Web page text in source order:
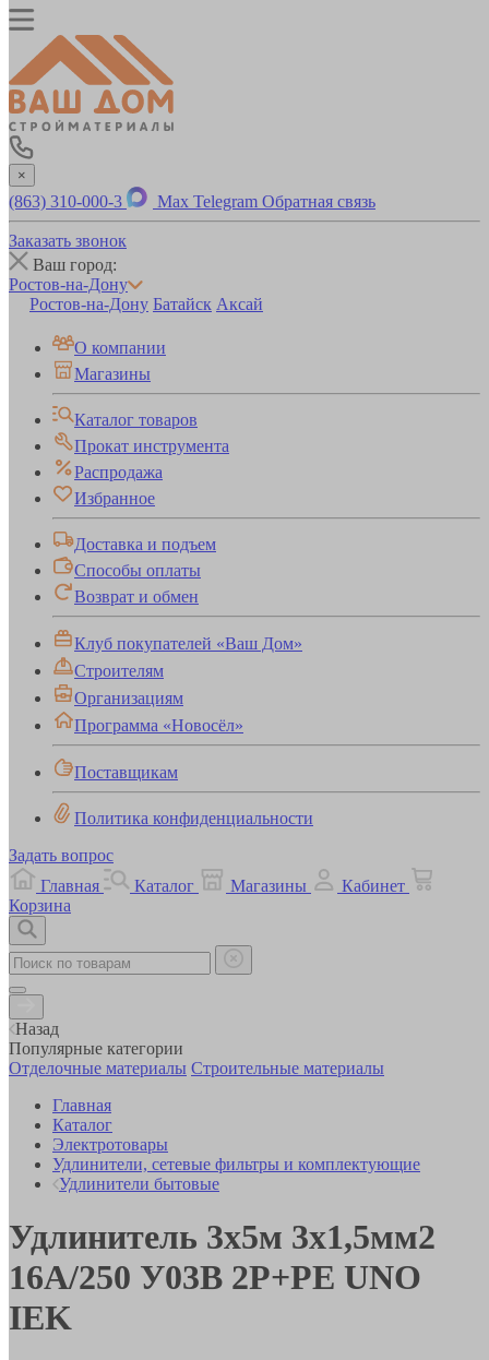
×
(863) 310-000-3 Max Telegram Обратная связь
Заказать звонок
Ваш город:
Ростов-на-Дону
Ростов-на-Дону Батайск Аксай
О компании
Магазины
Каталог товаров
Прокат инструмента
Распродажа
Избранное
Доставка и подъем
Способы оплаты
Возврат и обмен
Клуб покупателей «Ваш Дом»
Строителям
Организациям
Программа «Новосёл»
Поставщикам
Политика конфиденциальности
Задать вопрос
Главная
Каталог Магазины
Кабинет
Корзина
Назад
Популярные категории
Отделочные материалы Строительные материалы
Главная
Каталог
Электротовары
Удлинители, сетевые фильтры и комплектующие
Удлинители бытовые
Удлинитель 3х5м 3х1,5мм2
16А/250 У03B 2Р+PЕ UNO
IEK